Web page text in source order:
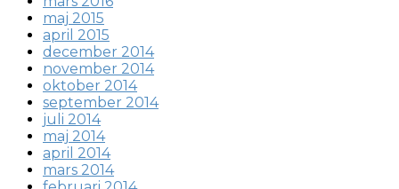
maj 2015
april 2015
december 2014
november 2014
oktober 2014
september 2014
juli 2014
maj 2014
april 2014
mars 2014